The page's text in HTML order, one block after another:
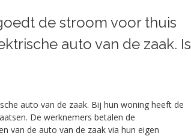
de stroom voor thuis
auto van de zaak. Is
auto van de zaak. Bij hun woning heeft de
De werknemers betalen de
van de auto van de zaak via hun eigen